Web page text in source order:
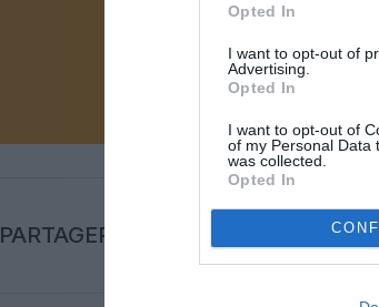
Opted In
I want to opt-out of
Advertising.
Opted In
I want to opt-out of
of my Personal Data
was collected.
Opted In
NOUS
PARTAGER L'ARTICLE